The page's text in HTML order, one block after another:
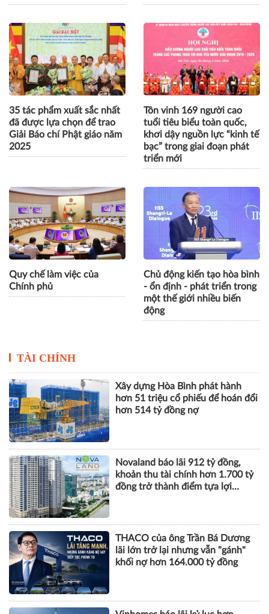
Phát triển nhiên liệu sinh
học 2026: Từ chủ trương
của Đảng đến hành động
quốc gia
Phát động Cuộc thi trực
tuyến tìm hiểu kiến thức về
sử dụng năng lượng tiết
kiệm và hiệu quả năm 2026
35 tác phẩm xuất sắc nhất
đã được lựa chọn để trao
Giải Báo chí Phật giáo năm
2025
Tôn vinh 169 người cao
tuổi tiêu biểu toàn quốc,
khơi dậy nguồn lực “kinh tế
bạc” trong giai đoạn phát
triển mới
Quy chế làm việc của
một thế giới nhiều biến
động
TÀI CHÍNH
Xây dựng Hòa Bình phát hành
hơn 51 triệu cổ phiếu để hoán đổi
hơn 514 tỷ đồng nợ
Novaland báo lãi 912 tỷ đồng,
khoản thu tài chính hơn 1.700 tỷ
đồng trở thành điểm tựa lợi